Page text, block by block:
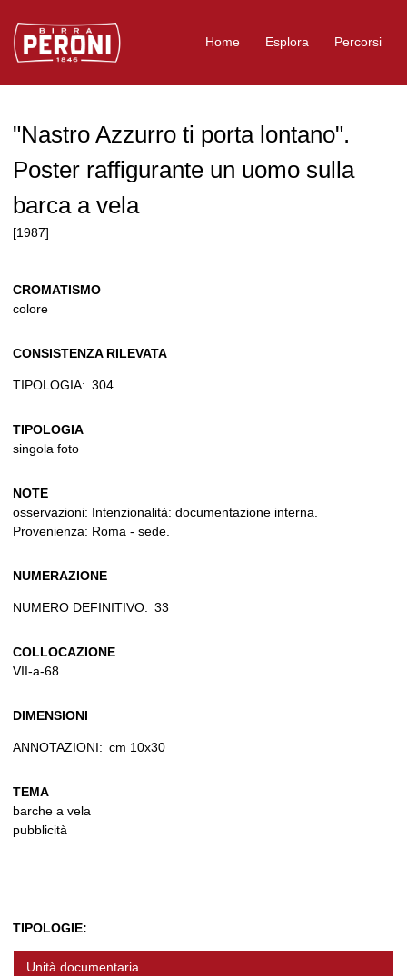
Logo Birra Peroni
Home Esplora Percorsi
"Nastro Azzurro ti porta lontano".
Poster raffigurante un uomo sulla
barca a vela
[1987]
CROMATISMO
colore
CONSISTENZA RILEVATA
TIPOLOGIA: 304
TIPOLOGIA
singola foto
NOTE
osservazioni: Intenzionalità: documentazione interna.
Provenienza: Roma - sede.
NUMERAZIONE
NUMERO DEFINITIVO: 33
COLLOCAZIONE
VII-a-68
DIMENSIONI
ANNOTAZIONI: cm 10x30
TEMA
barche a vela
pubblicità
TIPOLOGIE:
Unità documentaria